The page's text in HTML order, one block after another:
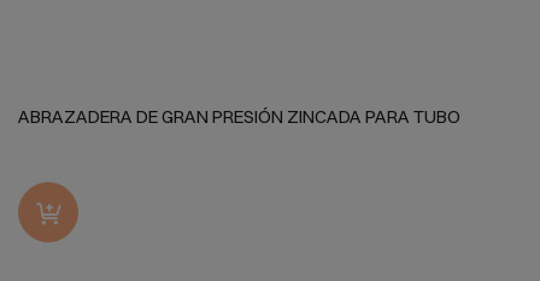
ABRAZADERA DE GRAN PRESIÓN ZINCADA PARA TUBO